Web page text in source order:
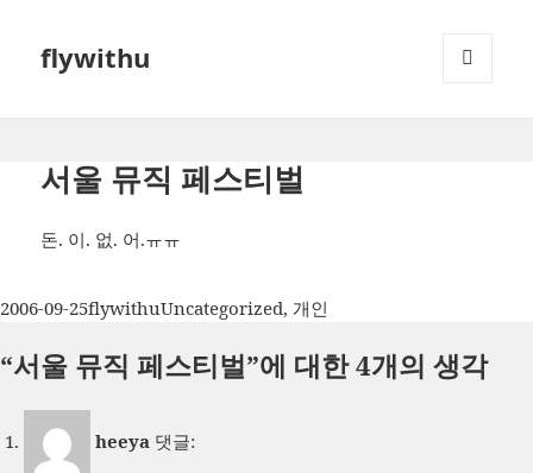
flywithu
서울 뮤직 페스티벌
돈. 이. 없. 어.ㅠㅠ
작
일
2006-09-25글
이
flywithu카
고
Uncategorized, 개인
“서울 뮤직 페스티벌”에 대한 4개의 생각
heeya 댓글: